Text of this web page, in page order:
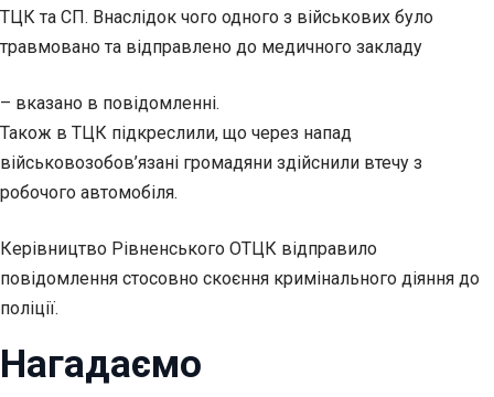
ТЦК та СП. Внаслідок чого одного з військових було
травмовано та відправлено до медичного закладу
– вказано в повідомленні.
Також в ТЦК підкреслили, що через напад
військовозобов’язані громадяни здійснили втечу з
робочого автомобіля.
Керівництво Рівненського ОТЦК відправило
повідомлення стосовно скоєння кримінального діяння до
поліції.
Нагадаємо